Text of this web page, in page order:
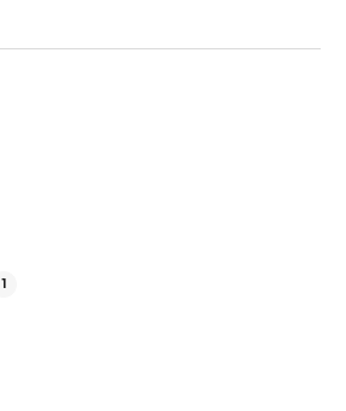
1